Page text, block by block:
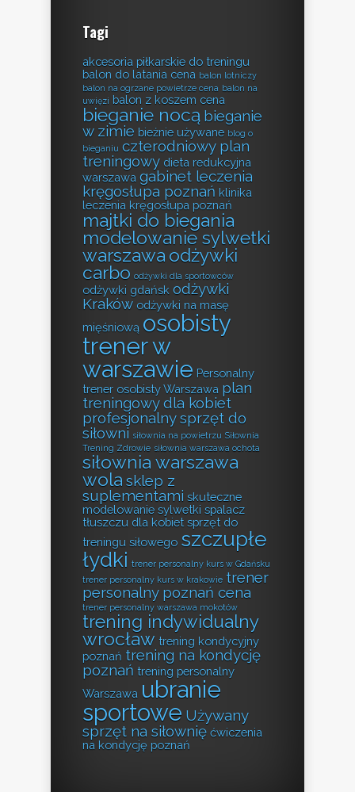
Tagi
akcesoria piłkarskie do treningu
balon do latania cena balon lotniczy
balon na ogrzane powietrze cena balon na
uwięzi balon z koszem cena
bieganie nocą bieganie
w zimie bieżnie używane blog o
bieganiu czterodniowy plan
treningowy dieta redukcyjna
warszawa gabinet leczenia
kręgosłupa poznań klinika
leczenia kręgosłupa poznań
majtki do biegania
modelowanie sylwetki
warszawa odżywki
carbo odżywki dla sportowców
odżywki gdańsk odżywki
Kraków odżywki na masę
mięśniową osobisty
trener w
warszawie Personalny
trener osobisty Warszawa plan
treningowy dla kobiet
profesjonalny sprzęt do
siłowni siłownia na powietrzu Siłownia
Trening Zdrowie siłownia warszawa ochota
siłownia warszawa
wola sklep z
suplementami skuteczne
modelowanie sylwetki spalacz
tłuszczu dla kobiet sprzęt do
treningu siłowego szczupłe
łydki trener personalny kurs w Gdańsku
trener personalny kurs w krakowie trener
personalny poznań cena
trener personalny warszawa mokotów
trening indywidualny
wrocław trening kondycyjny
poznań trening na kondycję
poznań trening personalny
Warszawa ubranie
sportowe Używany
sprzęt na siłownię ćwiczenia
na kondycję poznań